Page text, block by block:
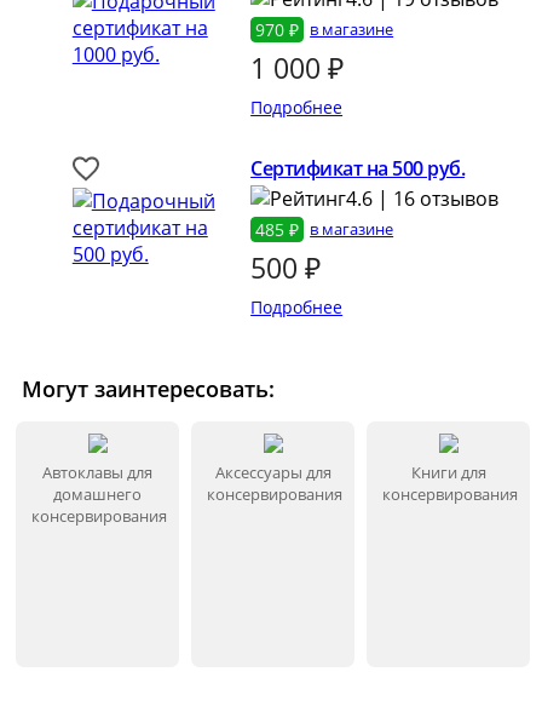
970 ₽ в магазине
1 000₽
Подробнее
Сертификат на 500 руб.
4.6 | 16 отзывов
485 ₽ в магазине
500₽
Подробнее
Могут заинтересовать:
Автоклавы для
домашнего
консервирования
Аксессуары для
консервирования
Книги для
консервирования